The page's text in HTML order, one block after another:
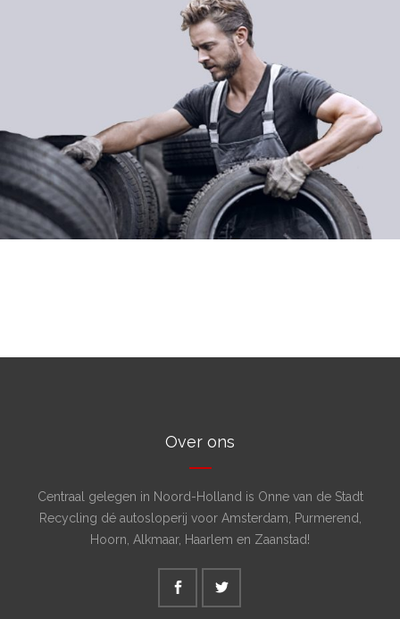
Over ons
Centraal gelegen in Noord-Holland is Onne van de Stadt
Recycling dé autosloperij voor Amsterdam, Purmerend,
Hoorn, Alkmaar, Haarlem en Zaanstad!